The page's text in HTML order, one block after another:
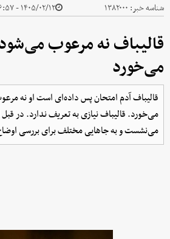
شناسه خبر: ۱۳۸۲۰۰۰ ۱۴۰۵/۰۲/۱۲ - ۱۶:۵۷
قالیباف نه مرعوب
می‌خورد
قالیباف آدم امتحان پس داده‌ای است او نه
می‌خورد. قالیباف نیازی به تعریف ندارد. در
می‌نشست و به جاهایی مختلف برای بررسی